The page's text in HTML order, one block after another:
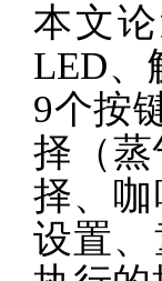
本文
LED、
9个按
择（
择、
设置